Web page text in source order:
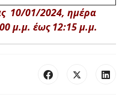
10/01/2024, ημέρα
μ.μ. έως 12:15 μ.μ.